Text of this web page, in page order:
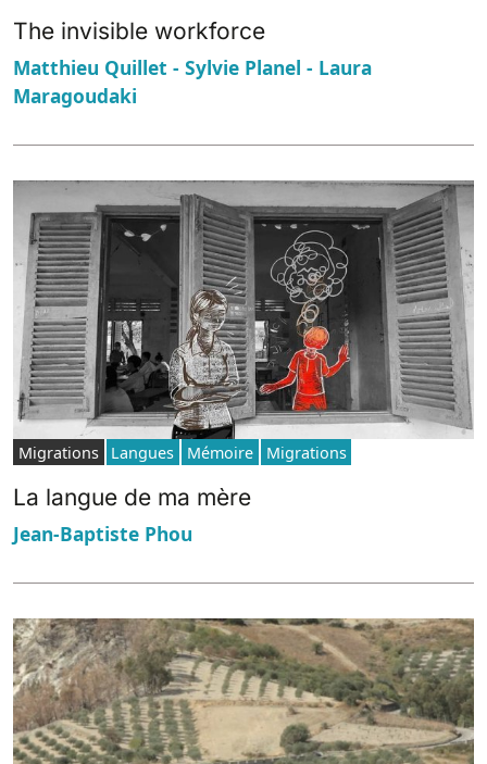
The invisible workforce
Matthieu Quillet - Sylvie Planel - Laura
Maragoudaki
Migrations Langues Mémoire Migrations
La langue de ma mère
Jean-Baptiste Phou